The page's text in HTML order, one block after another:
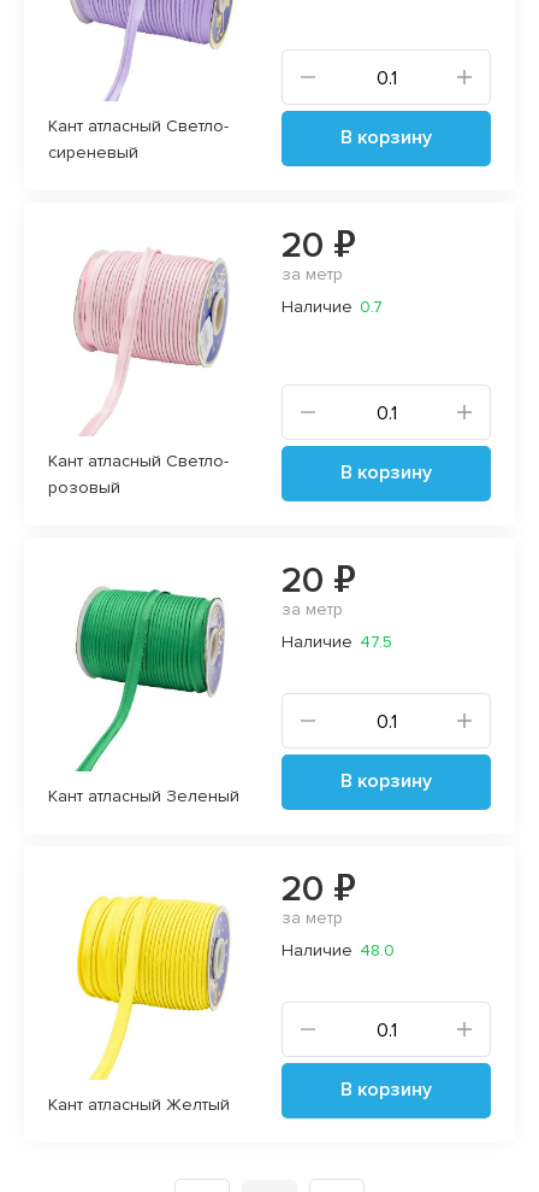
Кант атласный Светло-
сиреневый
В корзину
Кант атласный Светло-
розовый
20 ₽
за метр
Наличие 0.7
В корзину
Кант атласный Зеленый
20 ₽
за метр
Наличие 47.5
В корзину
Кант атласный Желтый
20 ₽
за метр
Наличие 48.0
В корзину